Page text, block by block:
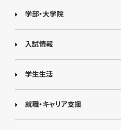
学部・大学院
入試情報
学生生活
就職・キャリア支援